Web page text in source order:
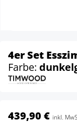
4er Set
Farbe:
439,90 € inkl.